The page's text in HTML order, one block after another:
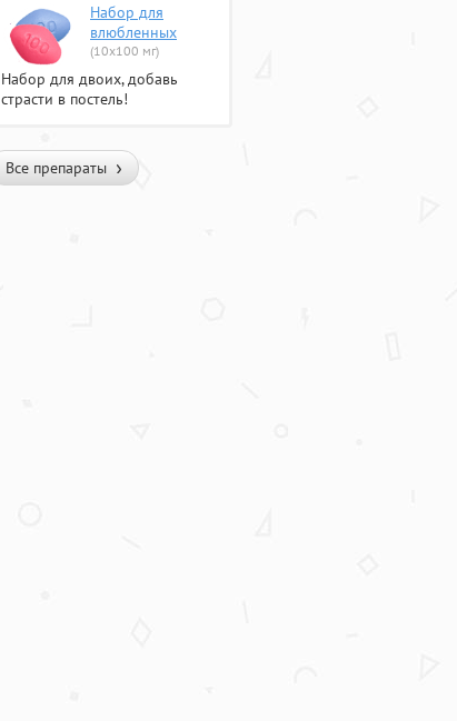
Набор для
влюбленных
(10х100 мг)
Набор для двоих, добавь
страсти в постель!
Все препараты